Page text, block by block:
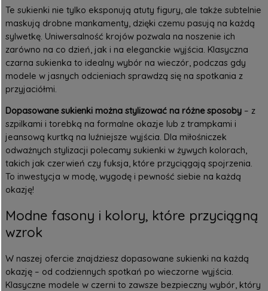
Te sukienki nie tylko eksponują atuty figury, ale także subtelnie
maskują drobne mankamenty, dzięki czemu pasują na każdą
sylwetkę. Uniwersalność krojów pozwala na noszenie ich
zarówno na co dzień, jak i na eleganckie wyjścia. Klasyczna
czarna sukienka to idealny wybór na wieczór, podczas gdy
modele w jasnych odcieniach sprawdzą się na spotkania z
przyjaciółmi.
Dopasowane sukienki można stylizować na różne sposoby– z
szpilkami i torebką na formalne okazje lub z trampkami i
jeansową kurtką na luźniejsze wyjścia. Dla miłośniczek
odważnych stylizacji polecamy sukienki w żywych kolorach,
takich jak czerwień czy fuksja, które przyciągają spojrzenia.
To inwestycja w modę, wygodę i pewność siebie na każdą
okazję!
Modne fasony i kolory, które przyciągną
wzrok
W naszej ofercie znajdziesz dopasowane sukienki na każdą
okazję – od codziennych spotkań po wieczorne wyjścia.
Klasyczne modele w czerni to zawsze bezpieczny wybór, który